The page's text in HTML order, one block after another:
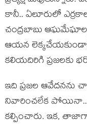
కానీ.. ఏలూరులో
చంద్ర‌బాబు
ఆయ‌న
క‌లియదిరిగి ప్ర‌జ‌లకు
ఇది ప్ర‌జ‌ల ఆవేద‌న‌ను
నివారించ‌లేక పోయినా..
క‌ల్పించారు. ఇక‌,